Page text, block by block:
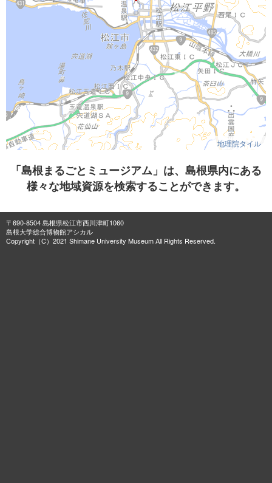
地理院タイル
「島根まるごとミュージアム」は、島根県内にある
様々な地域資源を検索することができます。
〒690-8504 島根県松江市西川津町1060
島根大学総合博物館アシカル
Copyright（C）2021 Shimane University Museum All Rights Reserved.